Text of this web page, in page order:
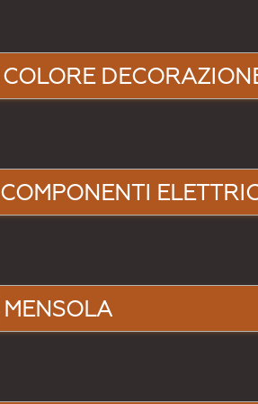
COLORE
COMPONENTI
MENSOLA